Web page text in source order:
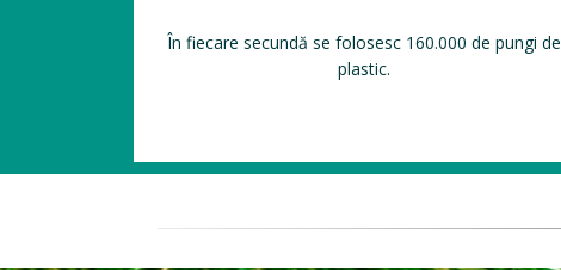
În fiecare secundă se folosesc 160.000 de pungi de
plastic.